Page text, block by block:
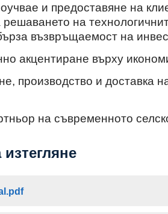
и предоставяне на
решаването на
възвръщаемост на
акцентиране върху
производство и доставка
на съвременното